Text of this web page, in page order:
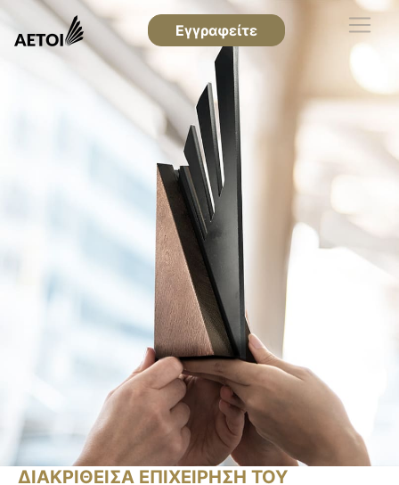
Εγγραφείτε
ΔΙΑΚΡΙΘΕΙΣΑ ΕΠΙΧΕΙΡΗΣΗ ΤΟΥ